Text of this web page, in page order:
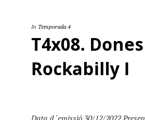
In Temporada 4
T4x08.
Rockabilly I